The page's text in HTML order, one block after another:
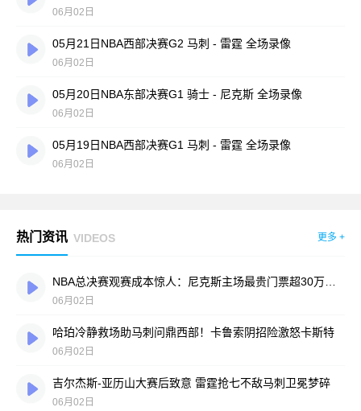
06月02日
05月21日NBA西部决赛G2 马刺 - 雷霆 全场录像
06月02日
05月20日NBA东部决赛G1 骑士 - 尼克斯 全场录像
06月02日
05月19日NBA西部决赛G1 马刺 - 雷霆 全场录像
06月02日
热门资讯 VIDEOS 更多 +
06月02日
哈珀冷静救场助马刺问鼎西部！卡鲁索阴招险激怒卡斯特
06月02日
吉尔杰斯-亚历山大赛后致意 雷霆抢七不敌马刺卫冕梦碎
06月02日